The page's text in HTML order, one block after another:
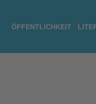
ÖFFENTLICHKEIT